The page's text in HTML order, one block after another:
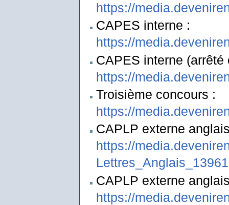
https://
CAPES interne :
https://
CAPES interne
https://
Troisième concours :
https://
CAPLP externe
https://
CAPLP externe
https://